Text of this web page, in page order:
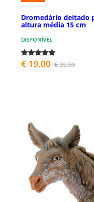
Dromedário deitado
altura média 15 cm
DISPONÍVEL
€ 19,00 € 22,90